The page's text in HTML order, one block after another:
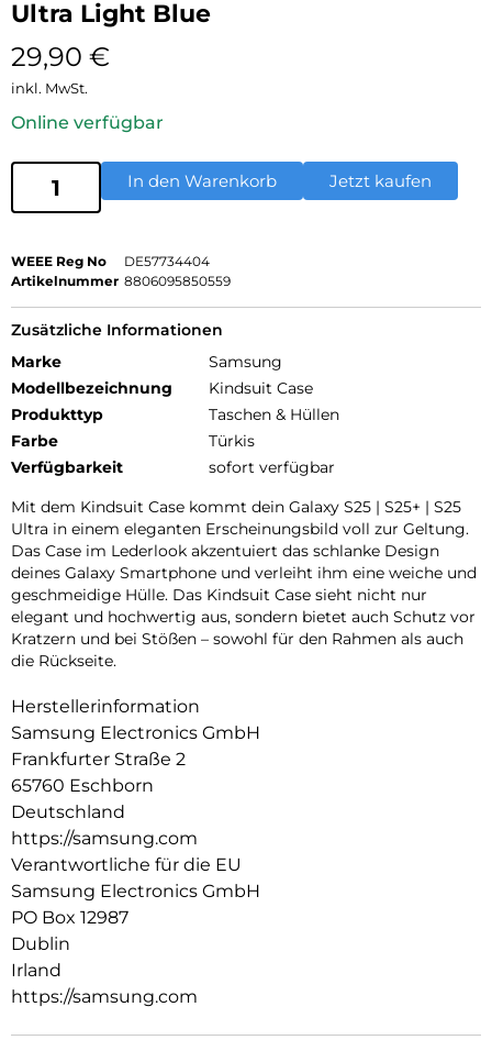
Ultra Light Blue
29,90 €
inkl. MwSt.
Online verfügbar
In den Warenkorb Jetzt kaufen
WEEE Reg No
DE57734404
Artikelnummer 8806095850559
Zusätzliche Informationen
Marke
Samsung
Modellbezeichnung
Kindsuit Case
Produkttyp
Taschen & Hüllen
Farbe
Türkis
Verfügbarkeit
sofort verfügbar
Mit dem Kindsuit Case kommt dein Galaxy S25 | S25+ | S25
Ultra in einem eleganten Erscheinungsbild voll zur Geltung.
Das Case im Lederlook akzentuiert das schlanke Design
deines Galaxy Smartphone und verleiht ihm eine weiche und
geschmeidige Hülle. Das Kindsuit Case sieht nicht nur
elegant und hochwertig aus, sondern bietet auch Schutz vor
Kratzern und bei Stößen – sowohl für den Rahmen als auch
die Rückseite.
Herstellerinformation
Samsung Electronics GmbH
Frankfurter Straße 2
65760 Eschborn
Deutschland
https://samsung.com
Verantwortliche für die EU
Samsung Electronics GmbH
PO Box 12987
Dublin
Irland
https://samsung.com